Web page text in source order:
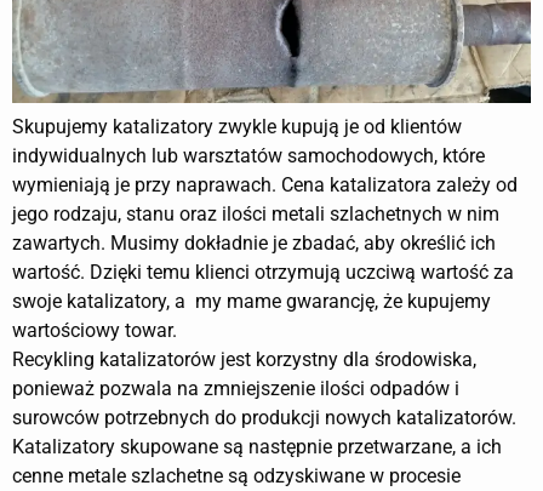
Skupujemy katalizatory zwykle kupują je od klientów
indywidualnych lub warsztatów samochodowych, które
wymieniają je przy naprawach. Cena katalizatora zależy od
jego rodzaju, stanu oraz ilości metali szlachetnych w nim
zawartych. Musimy dokładnie je zbadać, aby określić ich
wartość. Dzięki temu klienci otrzymują uczciwą wartość za
swoje katalizatory, a my mame gwarancję, że kupujemy
wartościowy towar.
Recykling katalizatorów jest korzystny dla środowiska,
ponieważ pozwala na zmniejszenie ilości odpadów i
surowców potrzebnych do produkcji nowych katalizatorów.
Katalizatory skupowane są następnie przetwarzane, a ich
cenne metale szlachetne są odzyskiwane w procesie